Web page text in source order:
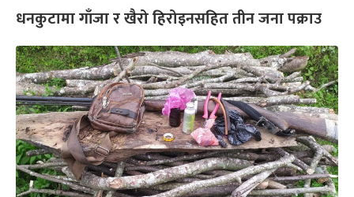
धनकुटामा गाँजा र खैरो हिरोइनसहित तीन जना पक्राउ